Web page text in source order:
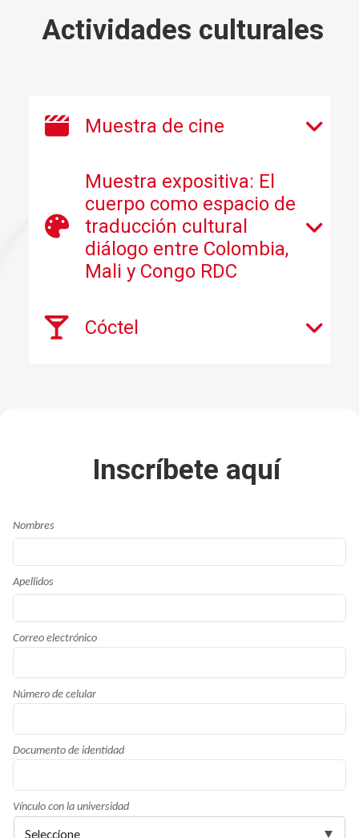
Actividades culturales
Muestra de cine
Muestra expositiva: El
cuerpo como espacio de
traducción cultural
diálogo entre Colombia,
Mali y Congo RDC
Cóctel
Inscríbete aquí
Nombres
Apellidos
Correo electrónico
Número de celular
Documento de identidad
Vínculo con la universidad